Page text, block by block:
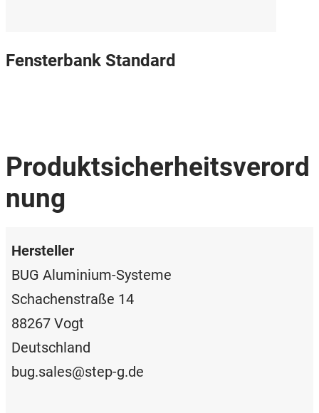
Fensterbank Standard
Produktsicherheitsverord
nung
Hersteller
BUG Aluminium-Systeme
Schachenstraße 14
88267 Vogt
Deutschland
bug.sales@step-g.de